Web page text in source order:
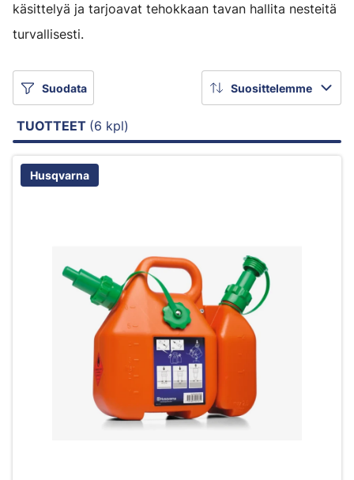
käsittelyä ja tarjoavat tehokkaan tavan hallita nesteitä
turvallisesti.
Suodata Suosittelemme
TUOTTEET (6 kpl)
Husqvarna